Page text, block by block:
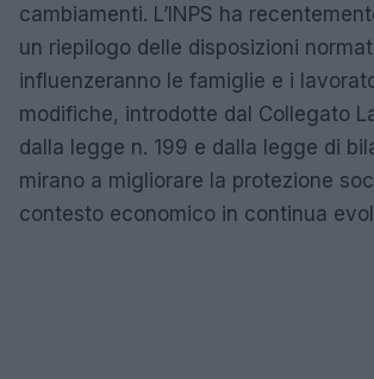
cambiamenti. L’INPS ha
un riepilogo delle disposizioni
influenzeranno le famiglie e i
modifiche, introdotte dal Collegato
dalla legge n. 199 e dalla legge di
mirano a migliorare la protezione
contesto economico in continua